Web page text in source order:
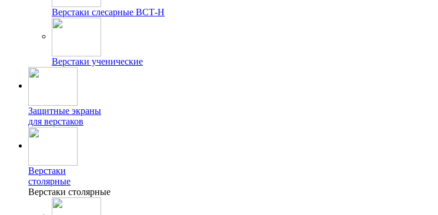
Верстаки слесарные ВСТ-Н
Верстаки ученические
Защитные экраны
для верстаков
Верстаки
столярные
Верстаки столярные